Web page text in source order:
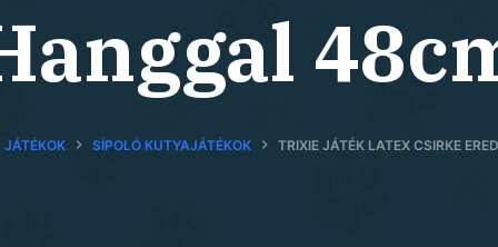
JÁTÉKOK SÍPOLÓ KUTYAJÁTÉKOK TRIXIE JÁTÉK LATEX CSIRKE